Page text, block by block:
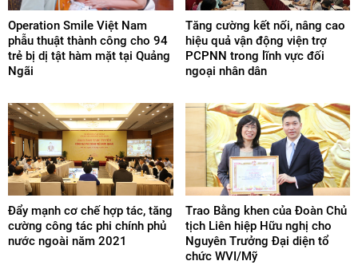
Operation Smile Việt Nam
phẫu thuật thành công cho 94
trẻ bị dị tật hàm mặt tại Quảng
Ngãi
Tăng cường kết nối, nâng cao
hiệu quả vận động viện trợ
PCPNN trong lĩnh vực đối
ngoại nhân dân
Đẩy mạnh cơ chế hợp tác, tăng
cường công tác phi chính phủ
nước ngoài năm 2021
Trao Bằng khen của Đoàn Chủ
tịch Liên hiệp Hữu nghị cho
Nguyên Trưởng Đại diện tổ
chức WVI/Mỹ